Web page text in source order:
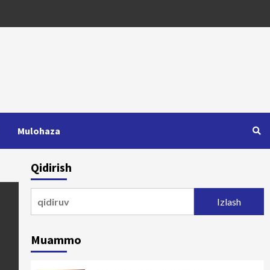
Mulohaza
Qidirish
Muammo